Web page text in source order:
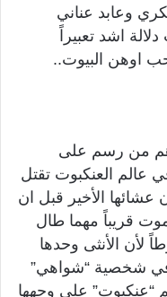
وعابد عناني
اشد تعبيراً
اوهن البيوت..
هم من رسم على
عالم العنكبوت تقتل
عشائها الأخير قبل ان
قريباً مهما طال
لأن الأنثى وحدها
في شخصية “شواهي”
“عنكبوت” على وجهها